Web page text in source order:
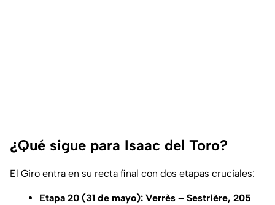
¿Qué sigue para Isaac del Toro?
El Giro entra en su recta final con dos etapas cruciales:
Etapa 20 (31 de mayo): Verrès – Sestrière, 205